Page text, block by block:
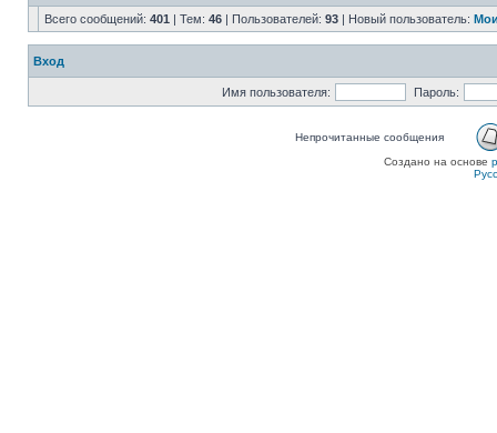
Всего сообщений: 401 | Тем: 46 | Пользователей: 93 | Новый пользователь:
Вход
Имя пользователя: Пароль:
Непрочитанные сообщения
Создано на основе